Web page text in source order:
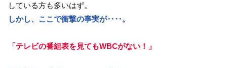
している方も多いはず。
しかし、ここで衝撃の事実が‥‥。
「テレビの番組表を見てもWBCがない！」